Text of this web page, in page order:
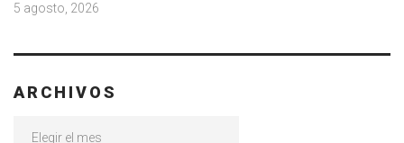
5 agosto, 2026
ARCHIVOS